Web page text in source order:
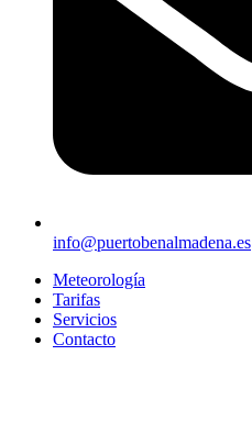
info@puertobenalmadena.es
Meteorología
Tarifas
Servicios
Contacto